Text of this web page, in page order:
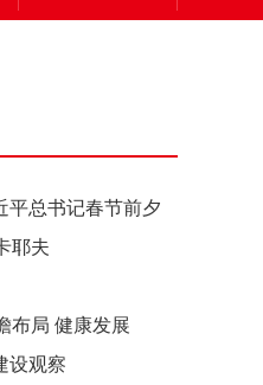
总书记春节前夕
实
耶夫
布局 健康发展
设观察